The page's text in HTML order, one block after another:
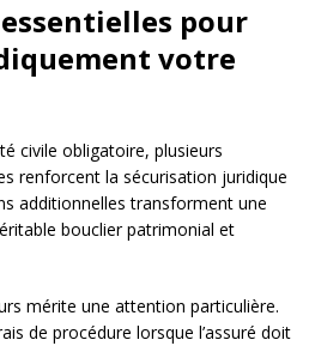
pour
votre
civile obligatoire, plusieurs
renforcent la sécurisation juridique
additionnelles transforment une
bouclier patrimonial et
mérite une attention particulière.
de procédure lorsque l’assuré doit